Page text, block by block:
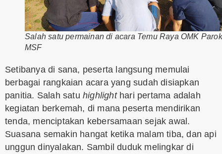
Salah satu permainan di acara Temu Raya OMK
MSF
Setibanya di sana, peserta langsung memulai
berbagai rangkaian acara yang sudah disiapkan
panitia. Salah satu highlighthari pertama adalah
kegiatan berkemah, di mana peserta mendirikan
tenda, menciptakan kebersamaan sejak awal.
Suasana semakin hangat ketika malam tiba, dan api
unggun dinyalakan. Sambil duduk melingkar di